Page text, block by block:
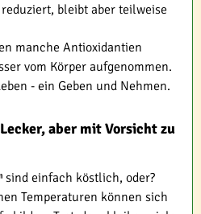
bleibt aber teilweise
manche Antioxidantien
vom Körper aufgenommen.
- ein Geben und Nehmen.
aber mit Vorsicht zu
sind einfach köstlich, oder?
Temperaturen können sich